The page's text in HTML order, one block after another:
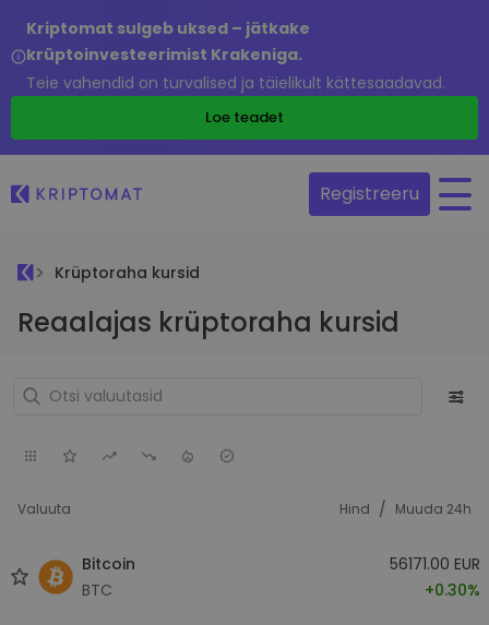
Kriptomat sulgeb uksed – jätkake
krüptoinvesteerimist Krakeniga.
Teie vahendid on turvalised ja täielikult kättesaadavad.
Loe teadet
Registreeru
Krüptoraha kursid
Reaalajas krüptoraha kursid
Valuuta Hind / Muuda 24h
Bitcoin
BTC
56171.00 EUR
+0.30%